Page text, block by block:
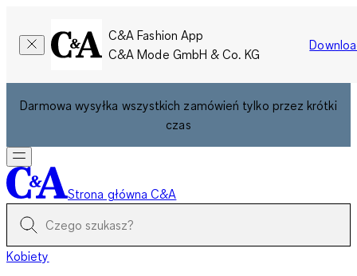
C&A Fashion App
C&A Mode GmbH & Co. KG
Darmowa wysyłka wszystkich zamówień tylko przez krótki
czas
Strona główna C&A
Kobiety